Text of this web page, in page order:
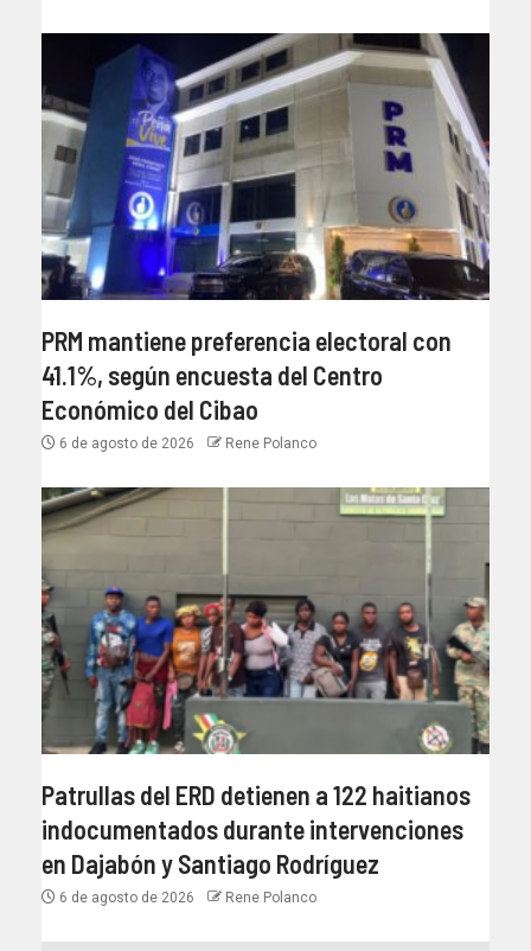
PRM mantiene preferencia electoral con
41.1%, según encuesta del Centro
Económico del Cibao
6 de agosto de 2026 Rene Polanco
Patrullas del ERD detienen a 122 haitianos
indocumentados durante intervenciones
en Dajabón y Santiago Rodríguez
6 de agosto de 2026 Rene Polanco